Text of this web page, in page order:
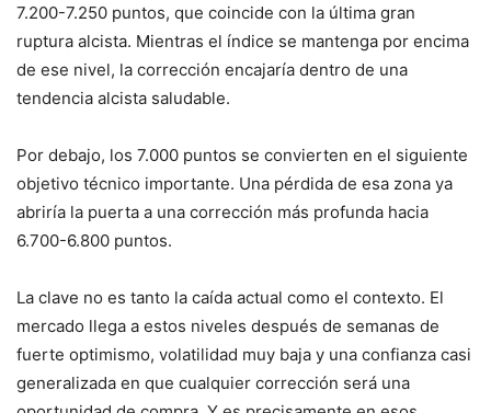
7.200-7.250 puntos, que coincide con la última gran
ruptura alcista. Mientras el índice se mantenga por encima
de ese nivel, la corrección encajaría dentro de una
tendencia alcista saludable.
Por debajo, los 7.000 puntos se convierten en el siguiente
objetivo técnico importante. Una pérdida de esa zona ya
abriría la puerta a una corrección más profunda hacia
6.700-6.800 puntos.
La clave no es tanto la caída actual como el contexto. El
mercado llega a estos niveles después de semanas de
fuerte optimismo, volatilidad muy baja y una confianza casi
generalizada en que cualquier corrección será una